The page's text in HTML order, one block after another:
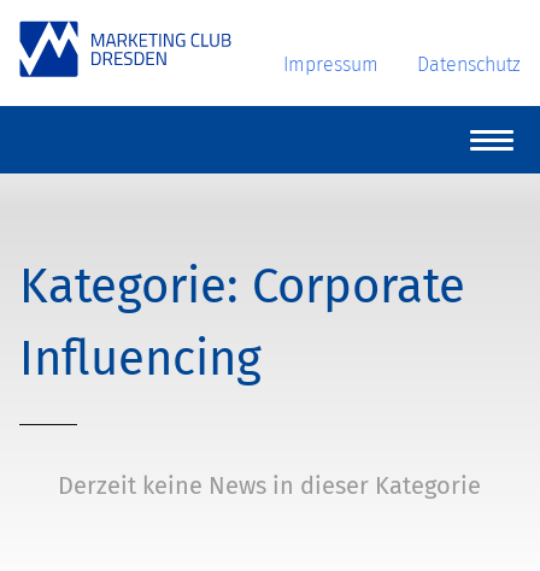
Impressum Datenschutz
Corporate
Influencing
Derzeit keine News in dieser Kategorie